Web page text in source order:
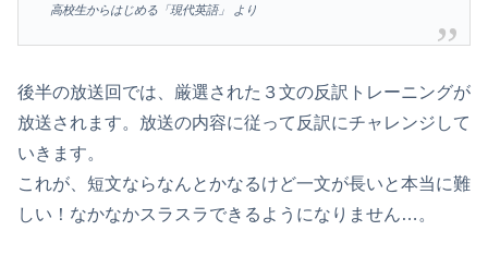
高校生からはじめる「現代英語」 より
後半の放送回では、厳選された３文の反訳トレーニングが
放送されます。放送の内容に従って反訳にチャレンジして
いきます。
これが、短文ならなんとかなるけど一文が長いと本当に難
しい！なかなかスラスラできるようになりません…。